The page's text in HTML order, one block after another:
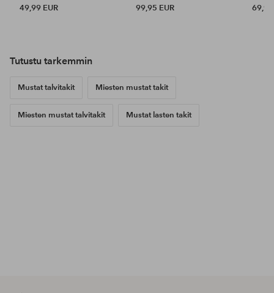
49,99 EUR
99,95 EUR
69,99
Tutustu tarkemmin
Mustat talvitakit Miesten mustat takit
Miesten mustat talvitakit Mustat lasten takit